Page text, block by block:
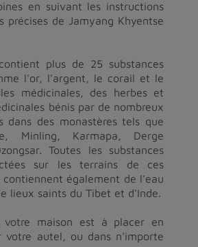
en suivant les instructions
précises de Jamyang Khyentse
plus de 25 substances
l'or, l'argent, le corail et le
médicinales, des herbes et
bénis par de nombreux
dans des monastères tels que
Minling, Karmapa, Derge
Toutes les substances
sur les terrains de ces
contiennent également de l'eau
lieux saints du Tibet et d'Inde.
votre maison est à placer en
votre autel, ou dans n'importe